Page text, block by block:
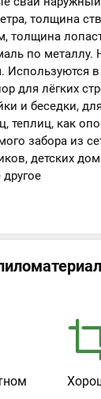
толщина
толщина
по металлу.
Используются в
для лёгких
и беседки,
теплиц, как
забора из
детских